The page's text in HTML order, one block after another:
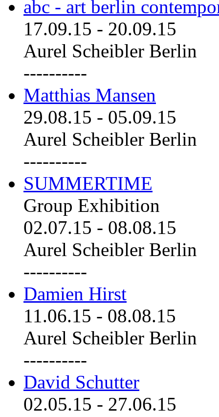
abc - art berlin
17.09.15 - 20.09.15
Aurel Scheibler Berlin
----------
Matthias Mansen
29.08.15 - 05.09.15
Aurel Scheibler Berlin
----------
SUMMERTIME
Group Exhibition
02.07.15 - 08.08.15
Aurel Scheibler Berlin
----------
Damien Hirst
11.06.15 - 08.08.15
Aurel Scheibler Berlin
----------
David Schutter
02.05.15 - 27.06.15